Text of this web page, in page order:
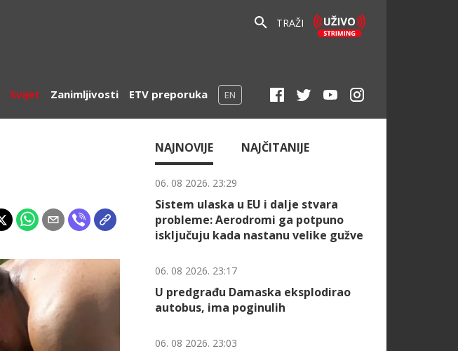
TRAŽI
Svijet Zanimljivosti ETV preporuka EN
NAJNOVIJE NAJČITANIJE
06. 08 2026. 23:29
Sistem ulaska u EU i dalje stvara
probleme: Aerodromi ga potpuno
isključuju kada nastanu velike gužve
06. 08 2026. 23:17
U predgrađu Damaska eksplodirao
autobus, ima poginulih
06. 08 2026. 23:03